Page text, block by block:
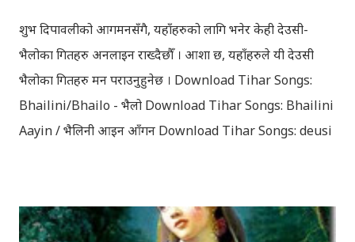
शुभ दिपावलीको आगमनसँगै, यहाँहरुको लागि भनेर केही देउसी-
भैलोका गितहरु अनलाइन राख्दैछौँ । आशा छ, यहाँहरुले यी देउसी
भैलोका गितहरु मन पराउनुहुनेछ । Download Tihar Songs:
Bhailini/Bhailo - भैलो Download Tihar Songs: Bhailini
Aayin / भैलिनी आइन आँगन Download Tihar Songs: deusi
Songs: diyo baali sanjh ko / दियो बाली साँझ को
Download: Tihar Dhun (Deusi,Bhailo)/ तिहार धुन(देउसी